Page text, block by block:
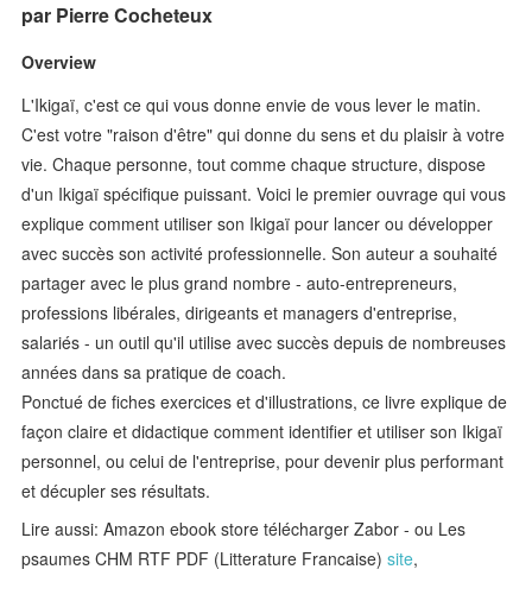
par Pierre Cocheteux
Overview
L'Ikigaï, c'est ce qui vous donne envie de vous lever le matin.
C'est votre "raison d'être" qui donne du sens et du plaisir à votre
vie. Chaque personne, tout comme chaque structure, dispose
d'un Ikigaï spécifique puissant. Voici le premier ouvrage qui vous
explique comment utiliser son Ikigaï pour lancer ou développer
avec succès son activité professionnelle. Son auteur a souhaité
partager avec le plus grand nombre - auto-entrepreneurs,
professions libérales, dirigeants et managers d'entreprise,
salariés - un outil qu'il utilise avec succès depuis de nombreuses
années dans sa pratique de coach.
Ponctué de fiches exercices et d'illustrations, ce livre explique de
façon claire et didactique comment identifier et utiliser son Ikigaï
personnel, ou celui de l'entreprise, pour devenir plus performant
et décupler ses résultats.
Lire aussi: Amazon ebook store télécharger Zabor - ou Les
psaumes CHM RTF PDF (Litterature Francaise)site,